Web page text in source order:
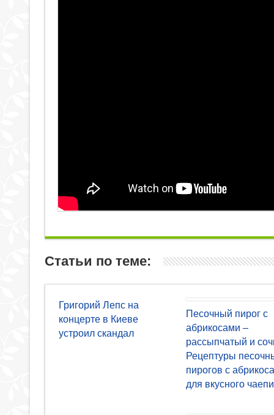
Статьи по теме:
Григорий Лепс на
концерте в Киеве
устроил скандал
Песочный пирог с
абрикосами –
рассыпчатый и
Рецептуры
пирогов с
для вкусного